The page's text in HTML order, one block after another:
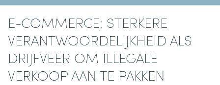
E-COMMERCE: STERKERE
VERANTWOORDELIJKHEID ALS
DRIJFVEER OM ILLEGALE
VERKOOP AAN TE PAKKEN